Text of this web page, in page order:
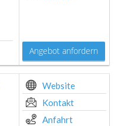
Angebot anfordern
Website
Kontakt
Anfahrt